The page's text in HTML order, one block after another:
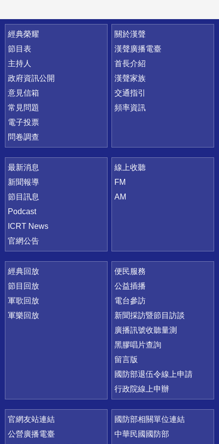
快速連結
經典榮耀
節目表
主持人
政府資訊公開
意見信箱
常見問題
電子投票
問卷調查
關於漢聲
漢聲廣播電臺
首長介紹
漢聲家族
交通指引
頻率資訊
最新消息
新聞報導
節目訊息
Podcast
ICRT News
官網公告
線上收聽
FM
AM
經典回放
節目回放
軍歌回放
軍樂回放
便民服務
公益插播
電台參訪
新聞採訪暨節目訪談
廣播訊號收聽量測
黑膠唱片查詢
留言版
國防部退伍令線上申請
行政院線上申辦
官網友站連結
公營廣播電臺
國防部相關單位連結
中華民國國防部